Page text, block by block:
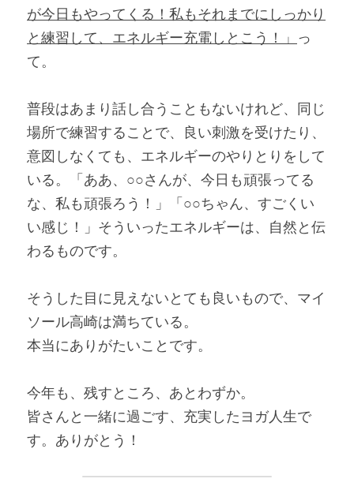
が今日もやってくる！私もそれまでにしっかり
と練習して、エネルギー充電しとこう！」 っ
て。
普段はあまり話し合うこともないけれど、同じ
場所で練習することで、良い刺激を受けたり、
意図しなくても、エネルギーのやりとりをして
いる。「ああ、○○さんが、今日も頑張ってる
な、私も頑張ろう！」「○○ちゃん、すごくい
い感じ！」そういったエネルギーは、自然と伝
わるものです。
そうした目に見えないとても良いもので、マイ
ソール高崎は満ちている。
本当にありがたいことです。
今年も、残すところ、あとわずか。
皆さんと一緒に過ごす、充実したヨガ人生で
す。ありがとう！